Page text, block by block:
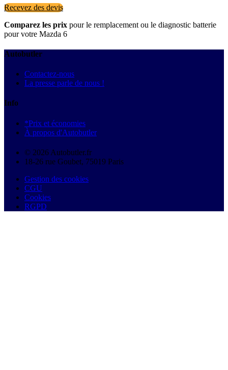
Recevez des devis
Comparez les prix pour le remplacement ou le diagnostic batterie
pour votre Mazda 6
Autobutler
Contactez-nous
La presse parle de nous !
Info
*Prix et économies
À propos d'Autobutler
© 2026 Autobutler.fr
18-26 rue Goubet, 75019 Paris
Gestion des cookies
CGU
Cookies
RGPD